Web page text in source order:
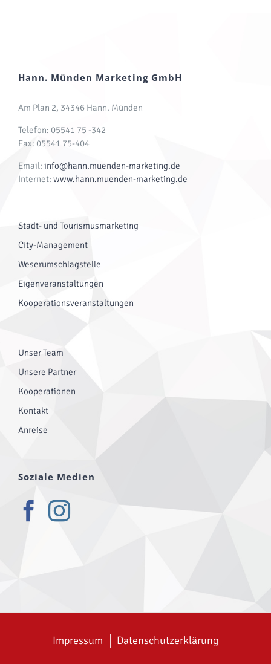
Hann. Münden Marketing GmbH
Am Plan 2, 34346 Hann. Münden
Telefon: 05541 75 -342
Fax: 05541 75-404
Email: info@hann.muenden-marketing.de
Internet: www.hann.muenden-marketing.de
Stadt- und Tourismusmarketing
City-Management
Weserumschlagstelle
Eigenveranstaltungen
Kooperationsveranstaltungen
Unser Team
Unsere Partner
Kooperationen
Kontakt
Anreise
Soziale Medien
Impressum Datenschutzerklärung